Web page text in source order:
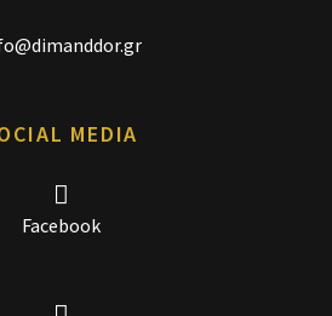
MEDIA
Facebook